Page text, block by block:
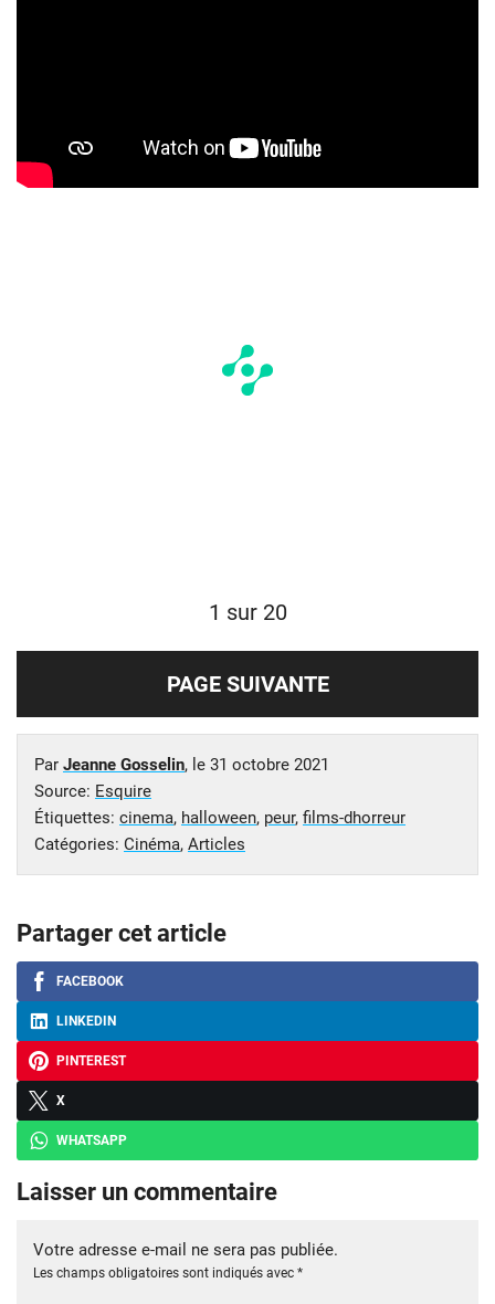
1 sur 20
PAGE SUIVANTE
Par Jeanne Gosselin, le 31 octobre 2021
Source: Esquire
Étiquettes: cinema, halloween, peur, films-dhorreur
Catégories: Cinéma, Articles
Partager cet article
FACEBOOK
LINKEDIN
PINTEREST
X
WHATSAPP
Laisser un commentaire
Votre adresse e-mail ne sera pas publiée.
Les champs obligatoires sont indiqués avec *